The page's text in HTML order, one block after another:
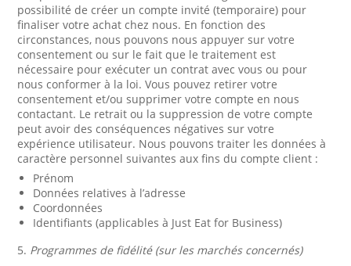
possibilité de créer un compte invité (temporaire) pour
finaliser votre achat chez nous. En fonction des
circonstances, nous pouvons nous appuyer sur votre
consentement ou sur le fait que le traitement est
nécessaire pour exécuter un contrat avec vous ou pour
nous conformer à la loi. Vous pouvez retirer votre
consentement et/ou supprimer votre compte en nous
contactant. Le retrait ou la suppression de votre compte
peut avoir des conséquences négatives sur votre
expérience utilisateur. Nous pouvons traiter les données à
caractère personnel suivantes aux fins du compte client :
Prénom
Données relatives à l’adresse
Coordonnées
Identifiants (applicables à Just Eat for Business)
5. Programmes de fidélité (sur les marchés concernés)